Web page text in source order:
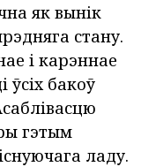
як вынік
стану.
і карэннае
ўсіх бакоў
гэтым
ладу.